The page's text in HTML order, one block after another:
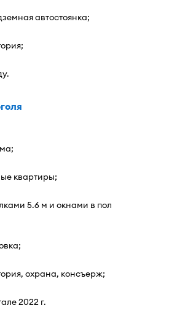
автостоянка;
квартиры;
5.6 м и окнами в пол
охрана, консъерж;
2022 г.